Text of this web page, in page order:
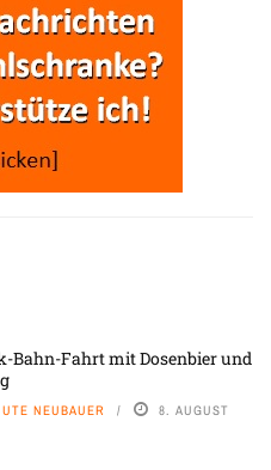
Bahn-Fahrt mit Dosenbier und
NEUBAUER 8. AUGUST